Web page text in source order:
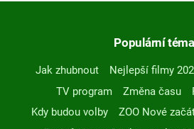
Populární
Jak zhubnout Nejlepší filmy
TV program
Změna času
Kdy budou volby
ZOO Nové